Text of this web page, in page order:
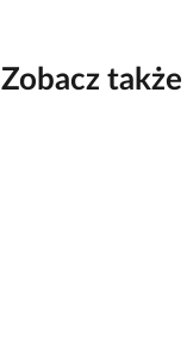
Zobacz także